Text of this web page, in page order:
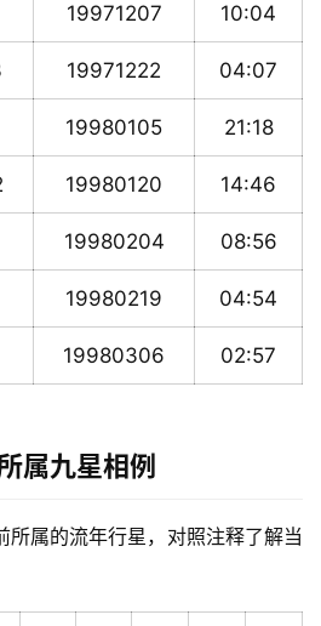
19971207 10:04
19971222 04:07
19980105 21:18
19980120 14:46
19980204 08:56
19980219 04:54
19980306 02:57
属九星相例
所属的流年行星，对照注释了解当